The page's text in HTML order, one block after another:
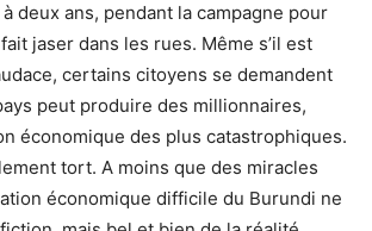
deux ans, pendant la campagne pour
jaser dans les rues. Même s’il est
certains citoyens se demandent
peut produire des millionnaires,
économique des plus catastrophiques.
tort. A moins que des miracles
économique difficile du Burundi ne